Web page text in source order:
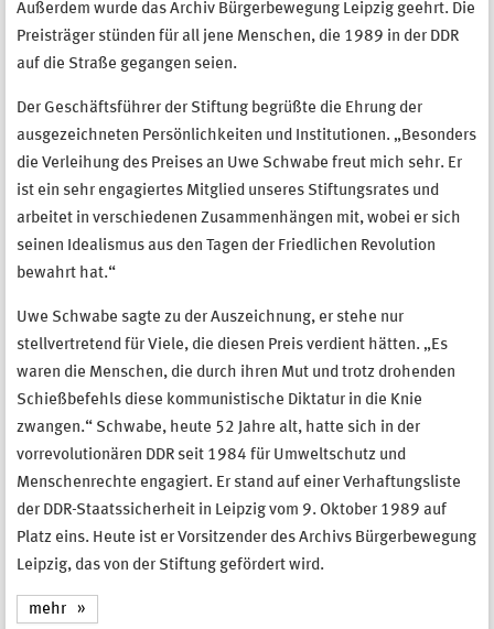
Außerdem wurde das Archiv Bürgerbewegung Leipzig geehrt. Die
Preisträger stünden für all jene Menschen, die 1989 in der DDR
auf die Straße gegangen seien.
Der Geschäftsführer der Stiftung begrüßte die Ehrung der
ausgezeichneten Persönlichkeiten und Institutionen. „Besonders
die Verleihung des Preises an Uwe Schwabe freut mich sehr. Er
ist ein sehr engagiertes Mitglied unseres Stiftungsrates und
arbeitet in verschiedenen Zusammenhängen mit, wobei er sich
seinen Idealismus aus den Tagen der Friedlichen Revolution
bewahrt hat.“
Uwe Schwabe sagte zu der Auszeichnung, er stehe nur
stellvertretend für Viele, die diesen Preis verdient hätten. „Es
waren die Menschen, die durch ihren Mut und trotz drohenden
Schießbefehls diese kommunistische Diktatur in die Knie
zwangen.“ Schwabe, heute 52 Jahre alt, hatte sich in der
vorrevolutionären DDR seit 1984 für Umweltschutz und
Menschenrechte engagiert. Er stand auf einer Verhaftungsliste
der DDR-Staatssicherheit in Leipzig vom 9. Oktober 1989 auf
Platz eins. Heute ist er Vorsitzender des Archivs Bürgerbewegung
Leipzig, das von der Stiftung gefördert wird.
mehr